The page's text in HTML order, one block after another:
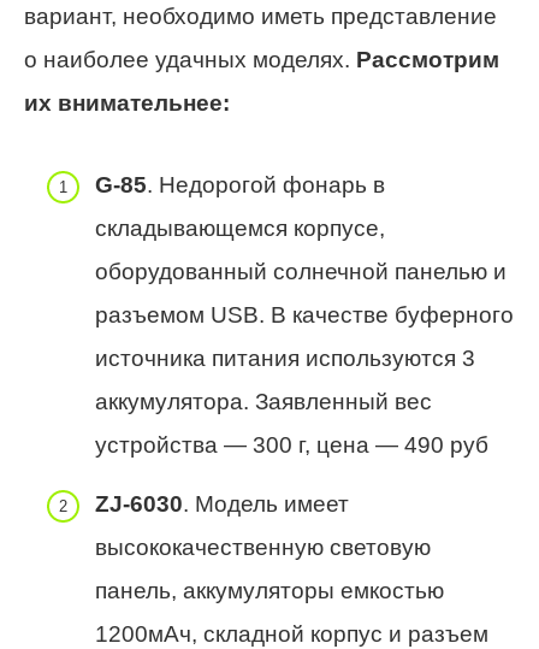
вариант, необходимо иметь представление
о наиболее удачных моделях. Рассмотрим
их внимательнее:
G-85. Недорогой фонарь в
складывающемся корпусе,
оборудованный солнечной панелью и
разъемом USB. В качестве буферного
источника питания используются 3
аккумулятора. Заявленный вес
устройства — 300 г, цена — 490 руб
ZJ-6030. Модель имеет
высококачественную световую
панель, аккумуляторы емкостью
1200мАч, складной корпус и разъем